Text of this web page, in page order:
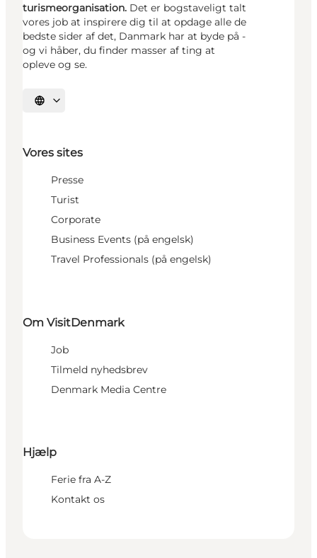
turismeorganisation. Det er bogstaveligt talt
vores job at inspirere dig til at opdage alle de
bedste sider af det, Danmark har at byde på -
og vi håber, du finder masser af ting at
opleve og se.
Vælg sprog
Vores sites
Presse
Turist
Corporate
Business Events (på engelsk)
Travel Professionals (på engelsk)
Om VisitDenmark
Job
Tilmeld nyhedsbrev
Denmark Media Centre
Hjælp
Ferie fra A-Z
Kontakt os